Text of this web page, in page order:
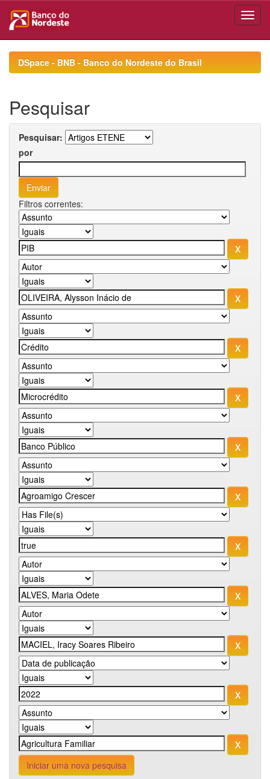
navigationDSpace - BNB - Banco do Nordeste do Brasil
Pesquisar
Pesquisar:
por
Filtros correntes:
Iniciar uma nova pesquisa